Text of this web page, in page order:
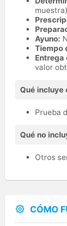
Ayuno:
Tiempo
Entrega
valor
Qué incluye
Prueba
Qué no
Otros
CÓMO